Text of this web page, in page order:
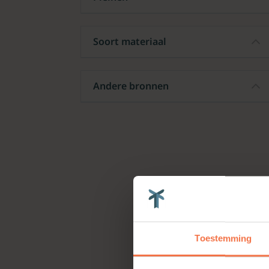
Toestemming
Soort materiaal
Andere bronnen